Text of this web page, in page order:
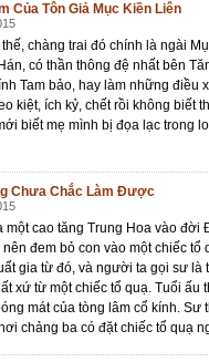
Của Tôn Giả Mục Kiền Liên
chàng trai đó chính là ngài
có thần thông đệ nhất bên
Tam bảo, hay làm những điều
kiệt, ích kỷ, chết rồi không biết
biết mẹ mình bị đọa lạc trong
Chưa Chắc Làm Được
một cao tăng Trung Hoa vào
đem bỏ con vào một chiếc
gia từ đó, và người ta gọi sư là
xứ từ một chiếc tổ quạ. Tuổi
mát của tòng lâm cổ kính.
chảng ba có đặt chiếc tổ quạ